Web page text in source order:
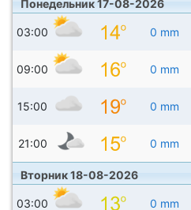
Понедельник 17-08-2026
03:00 0 mm
09:00 0 mm
15:00 0 mm
21:00 0 mm
Вторник 18-08-2026
03:00 0 mm